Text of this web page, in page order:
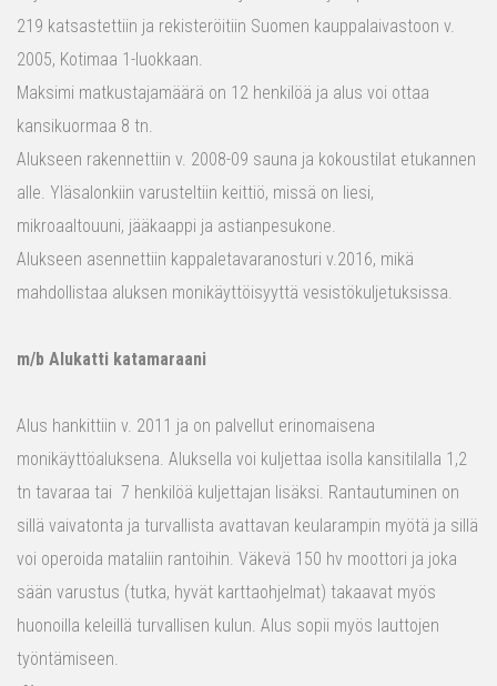
219 katsastettiin ja rekisteröitiin Suomen kauppalaivastoon v.
2005, Kotimaa 1-luokkaan.
Maksimi matkustajamäärä on 12 henkilöä ja alus voi ottaa
kansikuormaa 8 tn.
Alukseen rakennettiin v. 2008-09 sauna ja kokoustilat etukannen
alle. Yläsalonkiin varusteltiin keittiö, missä on liesi,
mikroaaltouuni, jääkaappi ja astianpesukone.
Alukseen asennettiin kappaletavaranosturi v.2016, mikä
mahdollistaa aluksen monikäyttöisyyttä vesistökuljetuksissa.
m/b Alukatti katamaraani
Alus hankittiin v. 2011 ja on palvellut erinomaisena
monikäyttöaluksena. Aluksella voi kuljettaa isolla kansitilalla 1,2
tn tavaraa tai 7 henkilöä kuljettajan lisäksi. Rantautuminen on
sillä vaivatonta ja turvallista avattavan keularampin myötä ja sillä
voi operoida mataliin rantoihin. Väkevä 150 hv moottori ja joka
sään varustus (tutka, hyvät karttaohjelmat) takaavat myös
huonoilla keleillä turvallisen kulun. Alus sopii myös lauttojen
työntämiseen.